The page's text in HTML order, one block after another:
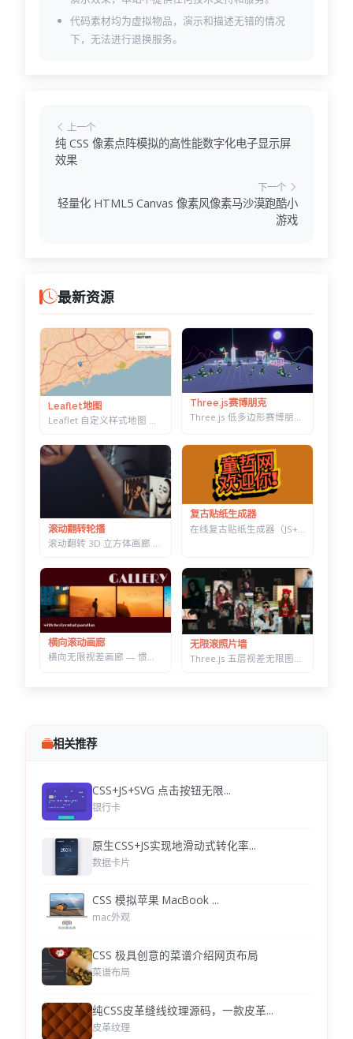
代码素材均为虚拟物品，演示和描述无错的情况
下，无法进行退换服务。
上一个
纯 CSS 像素点阵模拟的高性能数字化电子显示屏
效果
下一个
轻量化 HTML5 Canvas 像素风像素马沙漠跑酷小
游戏
最新资源
Leaflet地图
Leaflet 自定义样式地图 — 十几套配色一键切换，带自动降级容错
Three.js赛博朋克
Three.js 低多边形赛博朋克村落 — 霓虹辉光夜景，五项参数实时可调
滚动翻转轮播
滚动翻转 3D 立方体画廊 — 六面切换背景同步变化，CSS 3D 实现
复古贴纸生成器
横向滚动画廊
横向无限视差画廊 — 惯性滚动自动吸附居中，纯原生 JS 实现
无限滚照片墙
Three.js 五层视差无限图片墙 — 拖拽惯性滑动，滚轮加速的横向画廊
相关推荐
CSS+JS+SVG 点击按钮无限...
银行卡
原生CSS+JS实现地滑动式转化率...
数据卡片
CSS 模拟苹果 MacBook ...
mac外观
CSS 极具创意的菜谱介绍网页布局
菜谱布局
纯CSS皮革缝线纹理源码，一款皮革...
皮革纹理